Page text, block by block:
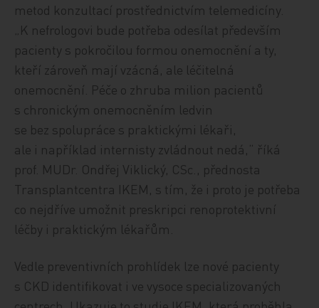
metod konzultací prostřednictvím telemedicíny.
„K nefrologovi bude potřeba odesílat především
pacienty s pokročilou formou onemocnění a ty,
kteří zároveň mají vzácná, ale léčitelná
onemocnění. Péče o zhruba milion pacientů
s chronickým onemocněním ledvin
se bez spolupráce s praktickými lékaři,
ale i například internisty zvládnout nedá,“ říká
prof. MUDr. Ondřej Viklický, CSc., přednosta
Transplantcentra IKEM, s tím, že i proto je potřeba
co nejdříve umožnit preskripci renoprotektivní
léčby i praktickým lékařům.
Vedle preventivních prohlídek lze nové pacienty
s CKD identifikovat i ve vysoce specializovaných